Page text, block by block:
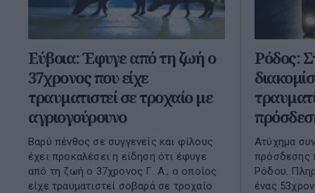
Εύβοια: Έφυγε από τη ζωή ο
37χρονος που είχε
τραυματιστεί σε τροχαίο με
αγριογούρουνο
Βαρύ πένθος σε συγγενείς και φίλους
έχει προκαλέσει η είδηση ότι έφυγε
από τη ζωή ο 37χρονος Γ. Α., ο οποίος
είχε τραυματιστεί σοβαρά σε τροχαίο
Ρόδος:
Ατύχημα
πρόσδεσης
Ρόδου.
ένας